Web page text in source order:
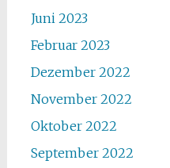
Juni 2023
Februar 2023
Dezember 2022
November 2022
Oktober 2022
September 2022